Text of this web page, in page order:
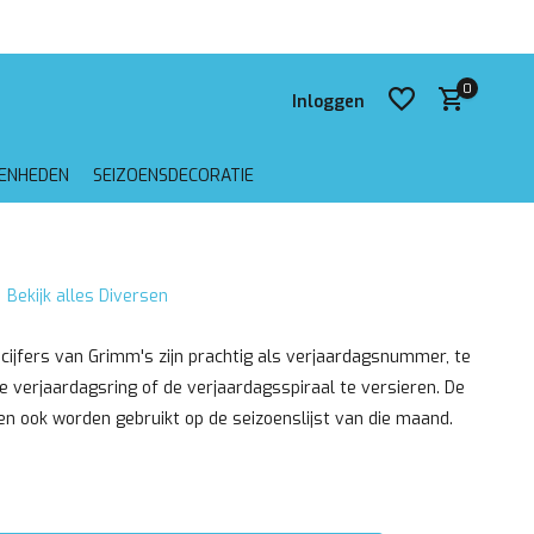
Inloggen
0
SEIZOENSDECORATIE
Bekijk alles Diversen
van Grimm's zijn prachtig als verjaardagsnummer, te
verjaardagsring of de verjaardagsspiraal te versieren. De
ook worden gebruikt op de seizoenslijst van die maand.